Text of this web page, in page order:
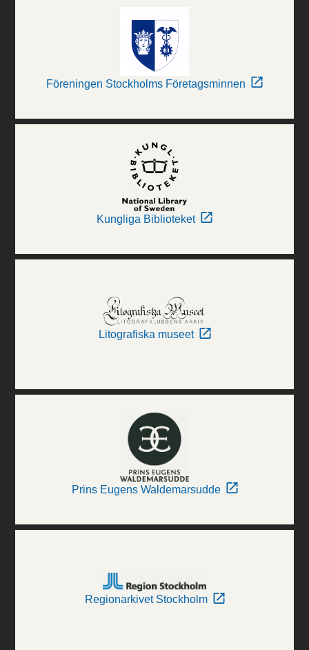
Föreningen Stockholms Företagsminnen
Kungliga Biblioteket
Litografiska museet
Prins Eugens Waldemarsudde
Regionarkivet Stockholm